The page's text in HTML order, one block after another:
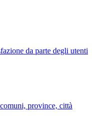
da parte degli utenti
province, città